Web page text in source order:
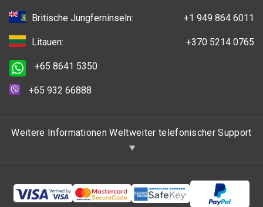
Britische Jungferninseln: +1 949 864 6011
Litauen: +370 5214 0765
+65 8641 5350
+65 932 66888
Weitere Informationen Weltweiter telefonischer Support